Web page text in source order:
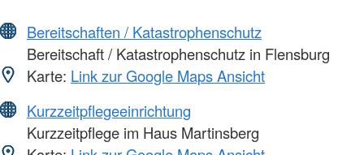
Bereitschaften / Katastrophenschutz
Bereitschaft / Katastrophenschutz in Flensburg
Karte: Link zur Google Maps Ansicht
Kurzzeitpflegeeinrichtung
Kurzzeitpflege im Haus Martinsberg